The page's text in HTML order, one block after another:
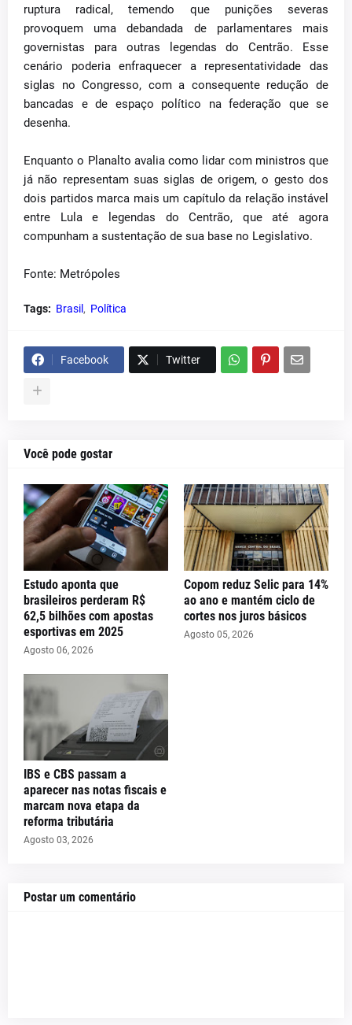
ruptura radical, temendo que punições severas
provoquem uma debandada de parlamentares mais
governistas para outras legendas do Centrão. Esse
cenário poderia enfraquecer a representatividade das
siglas no Congresso, com a consequente redução de
bancadas e de espaço político na federação que se
desenha.
Enquanto o Planalto avalia como lidar com ministros que
já não representam suas siglas de origem, o gesto dos
dois partidos marca mais um capítulo da relação instável
entre Lula e legendas do Centrão, que até agora
compunham a sustentação de sua base no Legislativo.
Fonte: Metrópoles
Tags: Brasil Política
Facebook Twitter
Você pode gostar
Estudo aponta que
brasileiros perderam R$
62,5 bilhões com apostas
esportivas em 2025
Agosto 06, 2026
Copom reduz Selic para 14%
ao ano e mantém ciclo de
cortes nos juros básicos
Agosto 05, 2026
IBS e CBS passam a
aparecer nas notas fiscais e
marcam nova etapa da
reforma tributária
Agosto 03, 2026
Postar um comentário